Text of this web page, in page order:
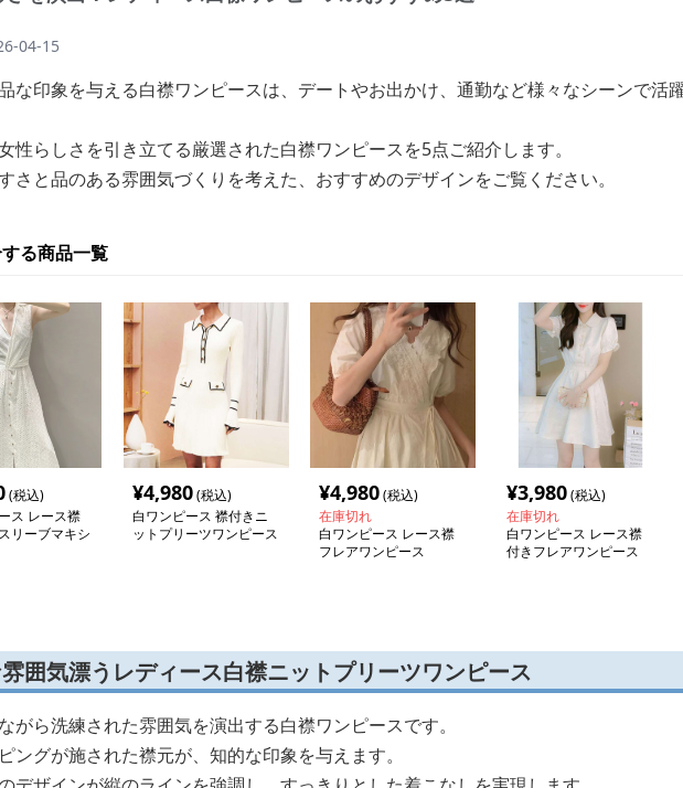
04-15
な印象を与える白襟ワンピースは、デートやお出かけ、通勤など様々なシーンで活
性らしさを引き立てる厳選された白襟ワンピースを5点ご紹介します。
さと品のある雰囲気づくりを考えた、おすすめのデザインをご覧ください。
る商品一覧
(税込)
ス レース襟
リーブマキシ
¥4,980(税込)
白ワンピース 襟付きニ
ットプリーツワンピース
¥4,980(税込)
在庫切れ
白ワンピース レース襟
フレアワンピース
¥3,980(税込)
在庫切れ
白ワンピース レース襟
付きフレアワンピース
囲気漂うレディース白襟ニットプリーツワンピース
がら洗練された雰囲気を演出する白襟ワンピースです。
ングが施された襟元が、知的な印象を与えます。